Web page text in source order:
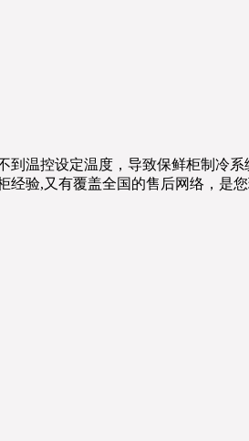
温控设定温度，导致保鲜柜制冷
验,又有覆盖全国的售后网络，是您